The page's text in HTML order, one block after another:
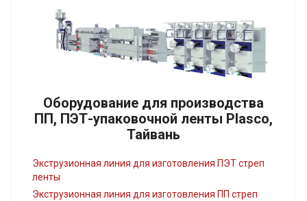
Оборудование для производства
ПП, ПЭТ-упаковочной ленты Plasco,
Тайвань
Экструзионная линия для изготовления ПЭТ стреп
ленты
Экструзионная линия для изготовления ПП стреп